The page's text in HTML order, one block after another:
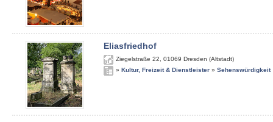
Eliasfriedhof
Ziegelstraße 22 01069 Dresden (Altstadt)
» Kultur, Freizeit & Dienstleister » Sehenswürdigkeit